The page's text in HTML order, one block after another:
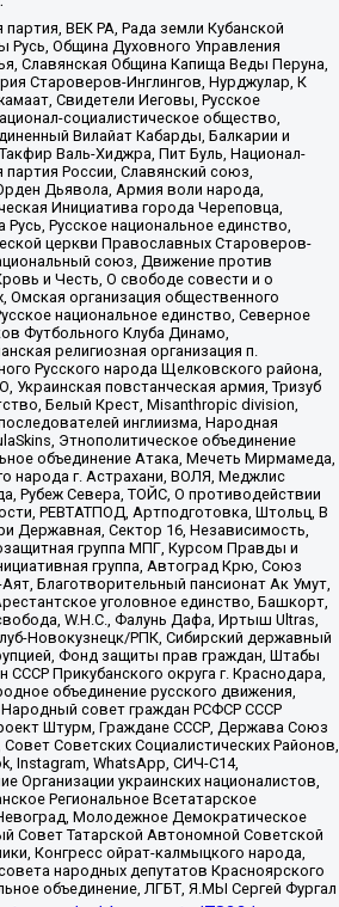
ВЕК РА, Рада земли Кубанской
Община Духовного Управления
Славянская Община Капища Веды Перуна,
Староверов-Инглингов, Нурджулар, К
Свидетели Иеговы, Русское
социалистическое общество,
Вилайат Кабарды, Балкарии и
Валь-Хиджра, Пит Буль, Национал-
России, Славянский союз,
Дьявола, Армия воли народа,
Инициатива города Череповца,
Русское национальное единство,
церкви Православных Староверов-
союз, Движение против
и Честь, О свободе совести и о
Омская организация общественного
национальное единство, Северное
Футбольного Клуба Динамо,
религиозная организация п.
Русского народа Щелковского района,
повстанческая армия, Тризуб
Белый Крест, Misanthropic division,
инглиизма, Народная
Этнополитическое объединение
объединение Атака, Мечеть Мирмамеда,
народа г. Астрахани, ВОЛЯ, Меджлис
Рубеж Севера, ТОЙС, О противодействии
РЕВТАТПОД, Артподготовка, Штольц, В
Державная, Сектор 16, Независимость,
группа МПГ, Курсом Правды и
группа, Автоград Крю, Союз
Благотворительный пансионат Ак Умут,
уголовное единство, Башкорт,
W.H.С., Фалунь Дафа, Иртыш Ultras,
Новокузнецк/РПК, Сибирский державный
Фонд защиты прав граждан, Штабы
СССР Прикубанского округа г. Краснодара,
объединение русского движения,
совет граждан РСФСР СССР
Штурм, Граждане СССР, Держава Союз
Советских Социалистических Районов,
Instagram, WhatsApp, СИЧ-С14,
Организации украинских националистов,
Региональное Всетатарское
Молодежное Демократическое
Совет Татарской Автономной Советской
Конгресс ойрат-калмыцкого народа,
народных депутатов Красноярского
объединение, ЛГБТ, Я.МЫ Сергей Фургал